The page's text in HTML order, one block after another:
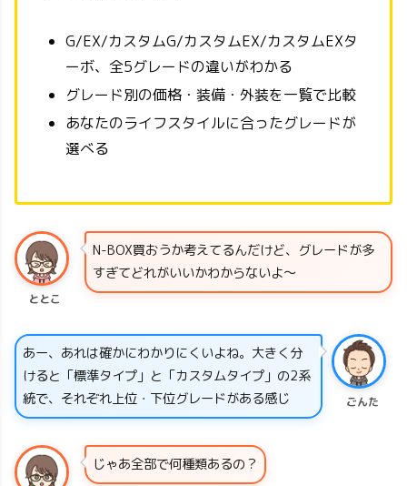
G/EX/カスタムG/カスタムEX/カスタムEXタ
ーボ、全5グレードの違いがわかる
グレード別の価格・装備・外装を一覧で比較
あなたのライフスタイルに合ったグレードが
選べる
ととこ
N-BOX買おうか考えてるんだけど、グレードが多
すぎてどれがいいかわからないよ〜
ごんた
あー、あれは確かにわかりにくいよね。大きく分
けると「標準タイプ」と「カスタムタイプ」の2系
統で、それぞれ上位・下位グレードがある感じ
じゃあ全部で何種類あるの？